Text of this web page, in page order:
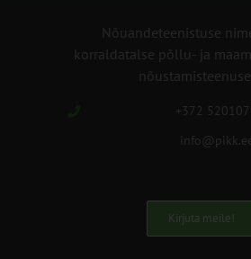
Nõuandeteenistuse
korraldatalse põllu- ja
+372
Kirjuta meile!